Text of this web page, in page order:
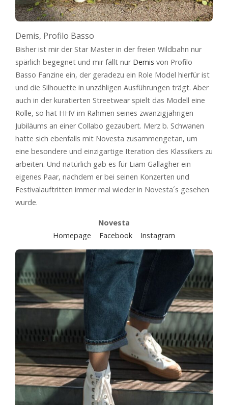
Demis, Profilo Basso
Bisher ist mir der Star Master in der freien Wildbahn nur
spärlich begegnet und mir fällt nur Demis von Profilo
Basso Fanzine ein, der geradezu ein Role Model hierfür ist
und die Silhouette in unzähligen Ausführungen trägt. Aber
auch in der kuratierten Streetwear spielt das Modell eine
Rolle, so hat HHV im Rahmen seines zwanzigjährigen
Jubiläums an einer Collabo gezaubert. Merz b. Schwanen
hatte sich ebenfalls mit Novesta zusammengetan, um
eine besondere und einzigartige Iteration des Klassikers zu
arbeiten. Und natürlich gab es für Liam Gallagher ein
eigenes Paar, nachdem er bei seinen Konzerten und
Festivalauftritten immer mal wieder in Novesta´s gesehen
wurde.
Novesta
Homepage
Facebook Instagram